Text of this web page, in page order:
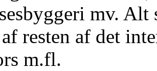
mv. Alt
resten af det
m.fl.